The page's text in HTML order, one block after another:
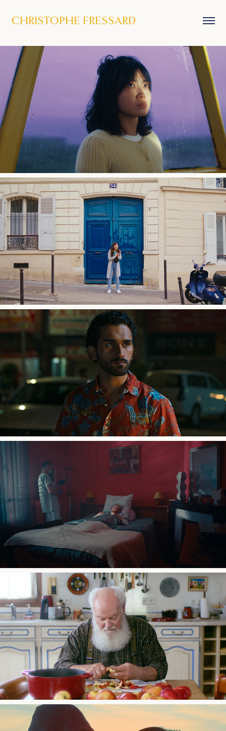
CHRISTOPHE FRESSARD
Yiyi loin de son pays
2024
Je ne suis pas d'ici
2024
Jaspal
2023
Fièvre
2022
Sous un ciel, deux chênes